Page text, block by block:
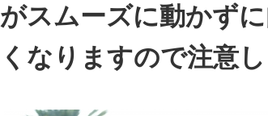
がスムーズに動かず
くなりますので注意し